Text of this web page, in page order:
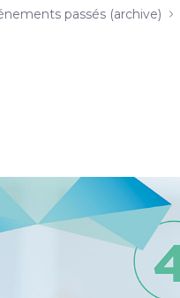
passés (archive)